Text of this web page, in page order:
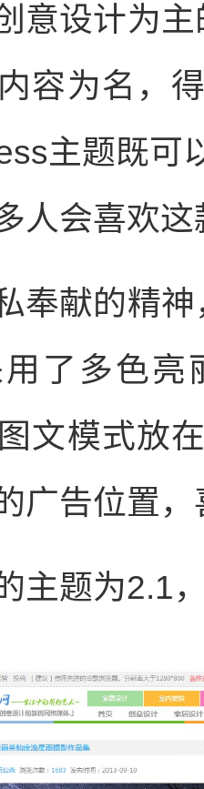
意设计为
容为名，
主题既可
人会喜欢
奉献的精
了多色
文模式放
广告位置
主题为2.1